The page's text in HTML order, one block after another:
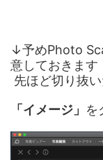
↓予めPhoto
意しておきます
先ほど切り抜
「イメージ」 を